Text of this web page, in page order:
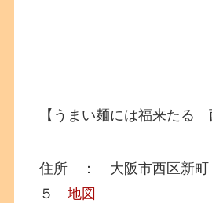
【うまい麺には福来たる
住所 ： 大阪市西区新町
５地図